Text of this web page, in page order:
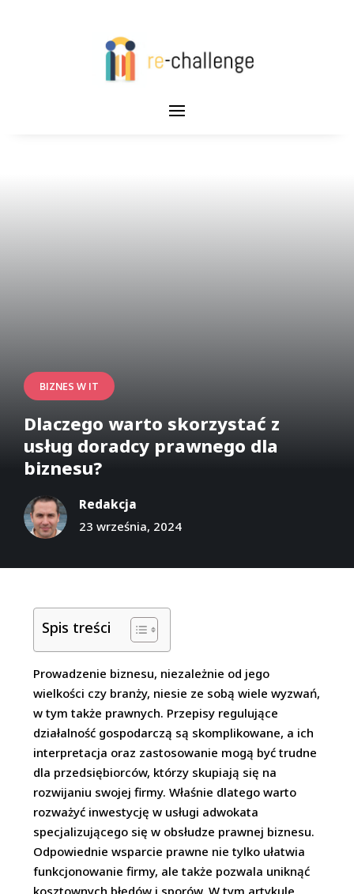
BIZNES W IT
Dlaczego warto skorzystać z
usług doradcy prawnego dla
biznesu?
Redakcja
23 września, 2024
Spis treści
Prowadzenie biznesu, niezależnie od jego
wielkości czy branży, niesie ze sobą wiele wyzwań,
w tym także prawnych. Przepisy regulujące
działalność gospodarczą są skomplikowane, a ich
interpretacja oraz zastosowanie mogą być trudne
dla przedsiębiorców, którzy skupiają się na
rozwijaniu swojej firmy. Właśnie dlatego warto
rozważyć inwestycję w usługi adwokata
specjalizującego się w obsłudze prawnej biznesu.
Odpowiednie wsparcie prawne nie tylko ułatwia
funkcjonowanie firmy, ale także pozwala uniknąć
kosztownych błędów i sporów. W tym artykule